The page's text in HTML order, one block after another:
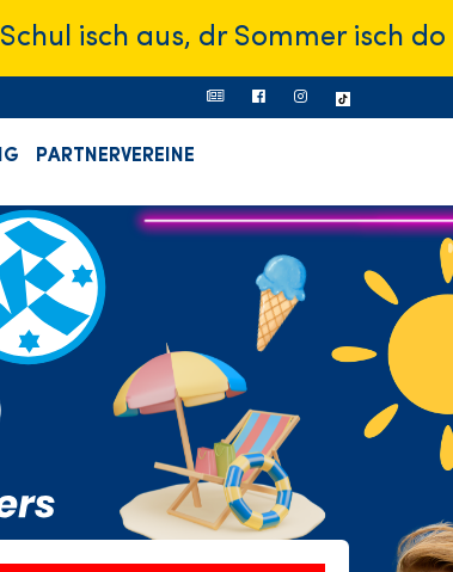
PARTNERVEREINE
aus, dr Sommer isch do – was